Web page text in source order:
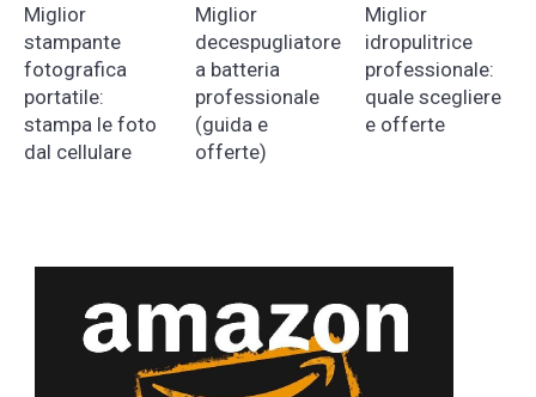
Miglior
stampante
fotografica
portatile:
stampa le foto
dal cellulare
Miglior
decespugliatore
a batteria
professionale
(guida e
offerte)
Miglior
idropulitrice
professionale:
quale scegliere
e offerte